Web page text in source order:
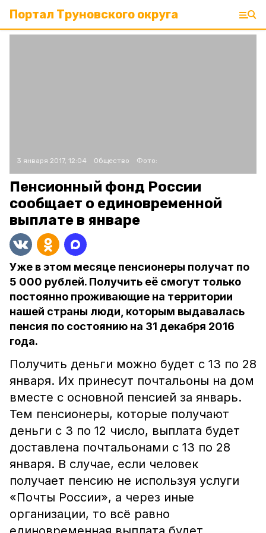
Портал Труновского округа
3 января 2017, 12:04 Общество Фото:
Пенсионный фонд России
сообщает о единовременной
выплате в январе
Уже в этом месяце пенсионеры получат по
5 000 рублей. Получить её смогут только
постоянно проживающие на территории
нашей страны люди, которым выдавалась
пенсия по состоянию на 31 декабря 2016
года.
Получить деньги можно будет с 13 по 28
января. Их принесут почтальоны на дом
вместе с основной пенсией за январь.
Тем пенсионеры, которые получают
деньги с 3 по 12 число, выплата будет
доставлена почтальонами с 13 по 28
января. В случае, если человек
получает пенсию не используя услуги
«Почты России», а через иные
организации, то всё равно